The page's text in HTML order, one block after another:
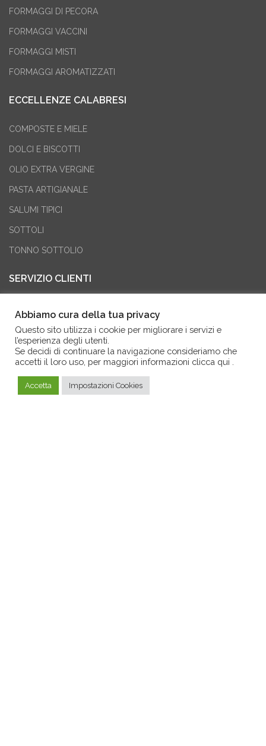
FORMAGGI DI PECORA
FORMAGGI VACCINI
FORMAGGI MISTI
FORMAGGI AROMATIZZATI
ECCELLENZE CALABRESI
COMPOSTE E MIELE
DOLCI E BISCOTTI
OLIO EXTRA VERGINE
PASTA ARTIGIANALE
SALUMI TIPICI
SOTTOLI
TONNO SOTTOLIO
SERVIZIO CLIENTI
RESO ACQUISTI
MODALITA’ DI PAGAMENTO
F.A.Q.
SERVIZIO CLIENTI
Abbiamo cura della tua privacy
Questo sito utilizza i cookie per migliorare i servizi e
l’esperienza degli utenti.
Se decidi di continuare la navigazione consideriamo che
accetti il loro uso, per maggiori informazioni clicca qui
Accetta Impostazioni Cookies
Formaggi tipici calabresi - Borgo dei Vinci